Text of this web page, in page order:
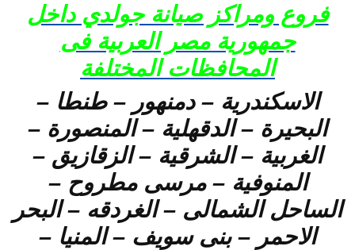
فروع ومراكز صيانة جولدي داخل
جمهورية مصر العربية فى
المحافظات المختلفة
الاسكندرية – دمنهور – طنطا –
البحيرة – الدقهلية – المنصورة –
الغربية – الشرقية – الزقازيق –
المنوفية – مرسى مطروح –
الساحل الشمالى – الغردقه – البحر
الاحمر – بنى سويف – المنيا –